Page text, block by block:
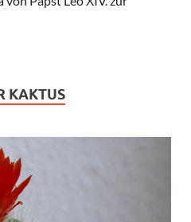
KAKTUS